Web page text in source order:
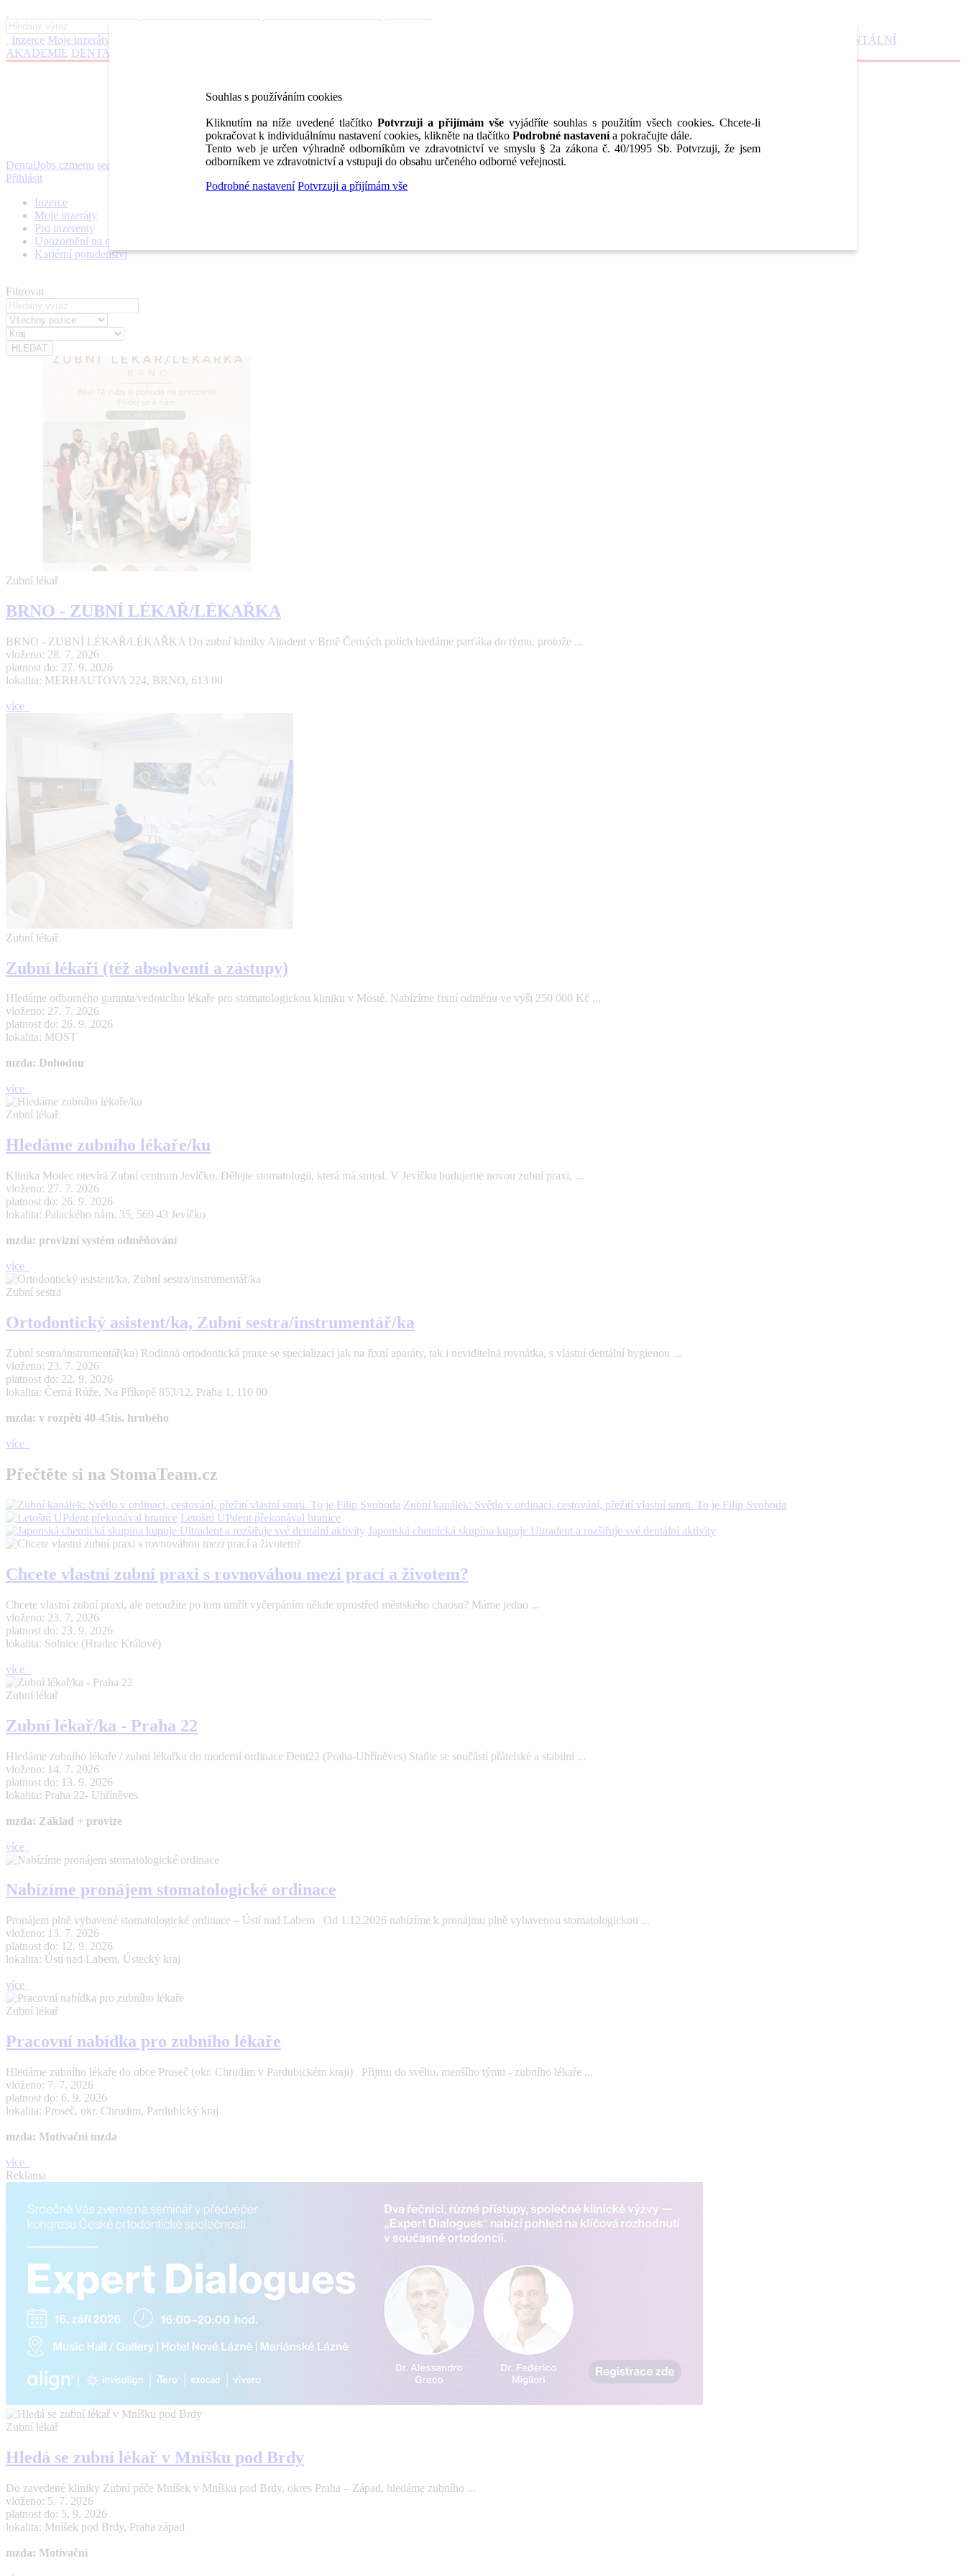
Inzerce Moje inzeráty
DENTÁLNÍ
AKADEMIE DENTAL BAZAR
DentalJobs.czmenu search
Přihlásit
Inzerce
Moje inzeráty
Pro inzerenty
Upozornění na nové pozice
Kariérní poradenství
Filtrovat
Zubní lékař
BRNO - ZUBNÍ LÉKAŘ/LÉKAŘKA
BRNO - ZUBNÍ LÉKAŘ/LÉKAŘKA Do zubní kliniky Altadent v Brně Černých polích hledáme parťáka do týmu, protože ...
vloženo: 28. 7. 2026
platnost do: 27. 9. 2026
lokalita: MERHAUTOVA 224, BRNO, 613 00
více
Zubní lékař
Zubní lékaři (též absolventi a zástupy)
Hledáme odborného garanta/vedoucího lékaře pro stomatologickou kliniku v Mostě. Nabízíme fixní odměnu ve výši 250 000 Kč ...
vloženo: 27. 7. 2026
platnost do: 26. 9. 2026
lokalita: MOST
mzda: Dohodou
více
Zubní lékař
Hledáme zubního lékaře/ku
Klinika Modec otevírá Zubní centrum Jevíčko. Dělejte stomatologii, která má smysl. V Jevíčku budujeme novou zubní praxi, ...
vloženo: 27. 7. 2026
platnost do: 26. 9. 2026
lokalita: Palackého nám. 35, 569 43 Jevíčko
mzda: provizní systém odměňování
více
Zubní sestra
Ortodontický asistent/ka, Zubní sestra/instrumentář/ka
Zubní sestra/instrumentář(ka) Rodinná ortodontická praxe se specializací jak na fixní aparáty, tak i neviditelná rovnátka, s vlastní dentální hygienou ...
vloženo: 23. 7. 2026
platnost do: 22. 9. 2026
lokalita: Černá Růže, Na Příkopě 853/12, Praha 1, 110 00
mzda: v rozpětí 40-45tis. hrubého
více
Přečtěte si na StomaTeam.cz
Zubní kanálek: Světlo v ordinaci, cestování, přežití vlastní smrti. To je Filip Svoboda
Letošní UPdent překonával hranice
Japonská chemická skupina kupuje Ultradent a rozšiřuje své dentální aktivity
Chcete vlastní zubní praxi s rovnováhou mezi prací a životem?
Chcete vlastní zubní praxi, ale netoužíte po tom umřít vyčerpáním někde uprostřed městského chaosu? Máme jedno ...
vloženo: 23. 7. 2026
platnost do: 23. 9. 2026
lokalita: Solnice (Hradec Králové)
více
Zubní lékař
Zubní lékař/ka - Praha 22
Hledáme zubního lékaře / zubní lékařku do moderní ordinace Dent22 (Praha-Uhříněves) Staňte se součástí přátelské a stabilní ...
vloženo: 14. 7. 2026
platnost do: 13. 9. 2026
lokalita: Praha 22- Uhříněves
mzda: Základ + provize
více
Nabízíme pronájem stomatologické ordinace
Pronájem plně vybavené stomatologické ordinace – Ústí nad Labem Od 1.12.2026 nabízíme k pronájmu plně vybavenou stomatologickou ...
vloženo: 13. 7. 2026
platnost do: 12. 9. 2026
lokalita: Ústí nad Labem, Ústecký kraj
více
Zubní lékař
Pracovní nabídka pro zubního lékaře
Hledáme zubního lékaře do obce Proseč (okr. Chrudim v Pardubickém kraji) Přijmu do svého, menšího týmu - zubního lékaře ...
vloženo: 7. 7. 2026
platnost do: 6. 9. 2026
lokalita: Proseč, okr. Chrudim, Pardubický kraj
mzda: Motivační mzda
více
Reklama
Zubní lékař
Hledá se zubní lékař v Mníšku pod Brdy
Do zavedené kliniky Zubní péče Mníšek v Mníšku pod Brdy, okres Praha – Západ, hledáme zubního ...
vloženo: 5. 7. 2026
platnost do: 5. 9. 2026
lokalita: Mníšek pod Brdy, Praha západ
mzda: Motivační
Souhlas s používáním cookies
Kliknutím na níže uvedené tlačítkoPotvrzuji a přijímám vše vyjádříte souhlas s použitím všech cookies. Chcete-li
pokračovat k individuálnímu nastavení cookies, klikněte na tlačítko Podrobné nastavenía pokračujte dále.
Tento web je určen výhradně odborníkům ve zdravotnictví ve smyslu § 2a zákona č. 40/1995 Sb. Potvrzuji, že jsem
odborníkem ve zdravotnictví a vstupuji do obsahu určeného odborné veřejnosti.
Podrobné nastavení Potvrzuji a přijímám vše